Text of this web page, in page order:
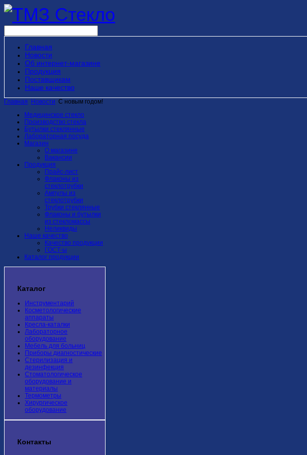
Главная
Новости
Об интернет-магазине
Продукция
Поставщикам
Наше качество
Главная Новости С новым годом!
Медицинское стекло
Производство стекла
Бутылки стеклянные
Лабораторная посуда
Магазин
О магазине
Вакансии
Продукция
Прайс-лист
Флаконы из
стеклотрубки
Ампулы из
стеклотрубки
Трубки стеклянные
Флаконы и бутылки
из стекломассы
Неликвиды
Наше качество
Качество продукции
ГОСТ-ы
Каталог продукции
Каталог
Инструментарий
Косметологические
аппараты
Кресла-каталки
Лабораторное
оборудование
Мебель для больниц
Приборы диагностические
Стерилизация и
дезинфекция
Стоматологическое
оборудование и
материалы
Термометры
Хирургическое
оборудование
Контакты